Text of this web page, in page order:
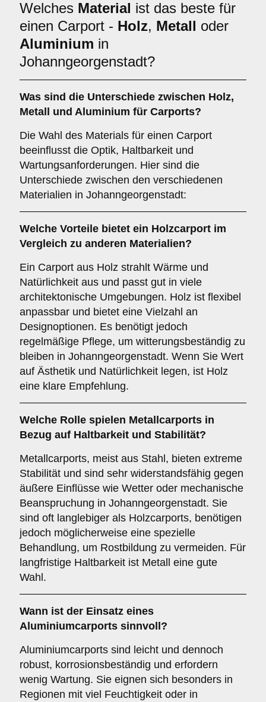
Welches Material ist das beste für
einen Carport - Holz, Metall oder
Aluminium in
Johanngeorgenstadt?
Was sind die Unterschiede zwischen Holz,
Metall
und Aluminium für Carports?
Die Wahl des Materials für einen Carport
beeinflusst die Optik, Haltbarkeit und
Wartungsanforderungen. Hier sind die
Unterschiede zwischen den verschiedenen
Materialien in Johanngeorgenstadt:
Welche Vorteile bietet ein Holzcarport im
Vergleich zu anderen Materialien?
Ein Carport aus Holz strahlt Wärme und
Natürlichkeit aus und passt gut in viele
architektonische Umgebungen. Holz ist flexibel
anpassbar und bietet eine Vielzahl an
Designoptionen. Es benötigt jedoch
regelmäßige Pflege, um witterungsbeständig zu
bleiben in Johanngeorgenstadt. Wenn Sie Wert
auf Ästhetik und Natürlichkeit legen, ist Holz
eine klare Empfehlung.
Welche Rolle spielen Metallcarports in
Bezug auf Haltbarkeit und Stabilität?
Metallcarports, meist aus Stahl, bieten extreme
Stabilität und sind sehr widerstandsfähig gegen
äußere Einflüsse wie Wetter oder mechanische
Beanspruchung in Johanngeorgenstadt. Sie
sind oft langlebiger als Holzcarports, benötigen
jedoch möglicherweise eine spezielle
Behandlung, um Rostbildung zu vermeiden. Für
langfristige Haltbarkeit ist Metall eine gute
Wahl.
Wann ist der Einsatz eines
Aluminiumcarports sinnvoll?
Aluminiumcarports sind leicht und dennoch
robust, korrosionsbeständig und erfordern
wenig Wartung. Sie eignen sich besonders in
Regionen mit viel Feuchtigkeit oder in